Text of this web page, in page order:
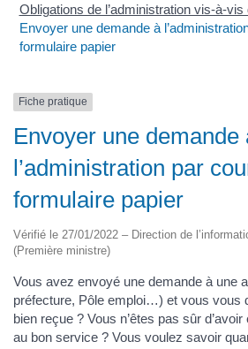
Obligations de l’administration vis-à-
Envoyer une demande à
formulaire papier
Fiche pratique
Envoyer une demande
l’administration par
formulaire papier
Vérifié le 27/01/2022 – Direction de
(Première ministre)
Vous avez envoyé une demande à une
préfecture, Pôle emploi…) et vous vous
bien reçue ? Vous n’êtes pas sûr
au bon service ? Vous voulez savoir